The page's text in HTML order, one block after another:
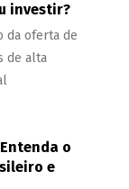
investir?
da oferta de
de alta
o
e